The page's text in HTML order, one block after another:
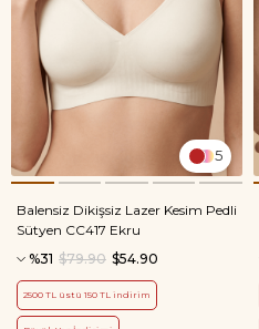
5
Balensiz Dikişsiz Lazer Kesim Pedli
Sütyen CC417 Ekru
%31
$54.90
$79.90
2500 TL üstü 150 TL indirim